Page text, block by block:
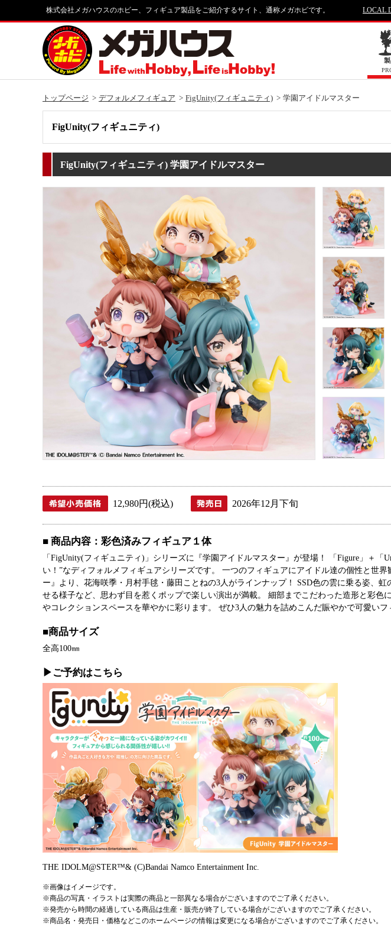
株式会社メガハウスのホビー、フィギュア製品をご紹介するサイト、通称メガホビです。 LOCAL
トップページ デフォルメフィギュア FigUnity(フィギュニティ) 学園アイドルマスター
FigUnity(フィギュニティ)
FigUnity(フィギュニティ) 学園アイドルマスター
12,980円(税込) 2026年12月下旬
■ 商品内容：彩色済みフィギュア１体
「FigUnity(フィギュニティ)」シリーズに『学園アイドルマスター』が登場！ 「Figure」＋「
い！”なディフォルメフィギュアシリーズです。 一つのフィギュアにアイドル達の個性と世
ー』より、花海咲季・月村手毬・藤田ことねの3人がラインナップ！ SSD色の雲に乗る姿、
せる様子など、思わず目を惹くポップで楽しい演出が満載。 細部までこだわった造形と彩色
やコレクションスペースを華やかに彩ります。 ぜひ3人の魅力を詰めこんだ賑やかで可愛いフ
■商品サイズ
全高100㎜
▶ご予約はこちら
THE IDOLM@STER™& (C)Bandai Namco Entertainment Inc.
※画像はイメージです。
※商品の写真・イラストは実際の商品と一部異なる場合がございますのでご了承ください。
※発売から時間の経過している商品は生産・販売が終了している場合がございますのでご了承ください。
※商品名・発売日・価格などこのホームページの情報は変更になる場合がございますのでご了承ください。